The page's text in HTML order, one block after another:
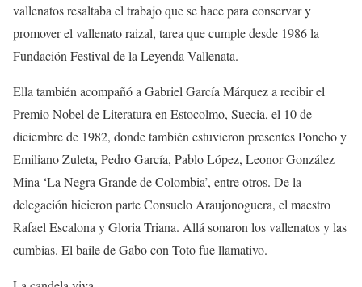
vallenatos resaltaba el trabajo que se hace para conservar y
promover el vallenato raizal, tarea que cumple desde 1986 la
Fundación Festival de la Leyenda Vallenata.
Ella también acompañó a Gabriel García Márquez a recibir el
Premio Nobel de Literatura en Estocolmo, Suecia, el 10 de
diciembre de 1982, donde también estuvieron presentes Poncho y
Emiliano Zuleta, Pedro García, Pablo López, Leonor González
Mina ‘La Negra Grande de Colombia’, entre otros. De la
delegación hicieron parte Consuelo Araujonoguera, el maestro
Rafael Escalona y Gloria Triana. Allá sonaron los vallenatos y las
cumbias. El baile de Gabo con Toto fue llamativo.